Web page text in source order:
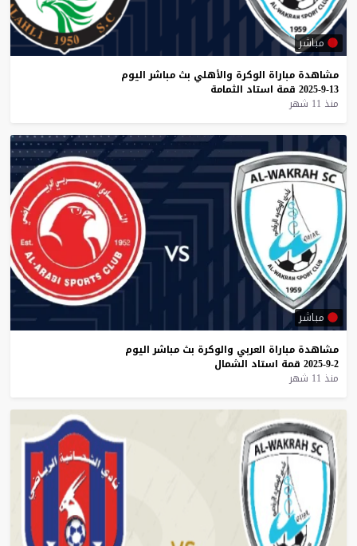
مباشر
مشاهدة مباراة الوكرة والأهلي بث مباشر اليوم
13-9-2025
قمة استاد الثمامة
منذ 11 شهر
مباشر
مشاهدة مباراة العربي والوكرة بث مباشر اليوم
2-9-2025
قمة استاد الشمال
منذ 11 شهر